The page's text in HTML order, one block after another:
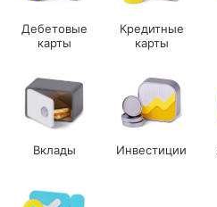
Дебетовые
карты
Кредитные
карты
Вклады Инвестиции